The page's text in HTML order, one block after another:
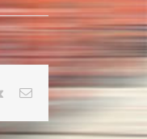
Vk
E-
mail